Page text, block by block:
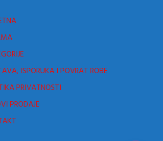
ISPORUKA I POVRAT ROBE
PRIVATNOSTI
PRODAJE